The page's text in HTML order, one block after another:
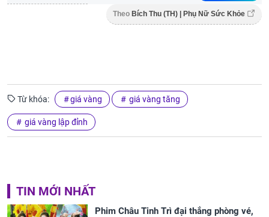
Theo Bích Thu (TH) | Phụ Nữ Sức Khỏe
Từ khóa: giá vàng giá vàng tăng
giá vàng lập đỉnh
TIN MỚI NHẤT
Phim Châu Tinh Trì đại thắng phòng vé,